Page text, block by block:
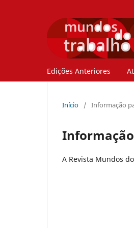
Edições Anteriores
Início / Informação
A Revista Mundos